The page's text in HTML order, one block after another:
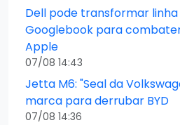
Dell pode transformar linha
Googlebook para
Apple
07/08 14:43
Jetta M6: "Seal da
marca para derrubar BYD
07/08 14:36